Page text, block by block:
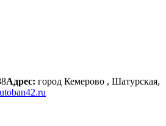
Адрес: город Кемерово , Шатурская,